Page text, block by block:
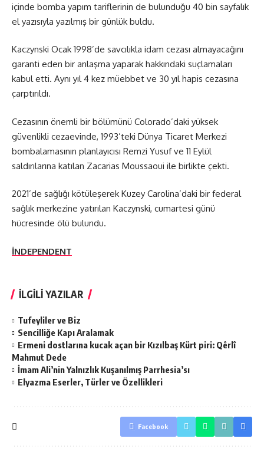
içinde bomba yapım tariflerinin de bulunduğu 40 bin sayfalık
el yazısıyla yazılmış bir günlük buldu.
Kaczynski Ocak 1998’de savcılıkla idam cezası almayacağını
garanti eden bir anlaşma yaparak hakkındaki suçlamaları
kabul etti. Aynı yıl 4 kez müebbet ve 30 yıl hapis cezasına
çarptırıldı.
Cezasının önemli bir bölümünü Colorado’daki yüksek
güvenlikli cezaevinde, 1993’teki Dünya Ticaret Merkezi
bombalamasının planlayıcısı Remzi Yusuf ve 11 Eylül
saldırılarına katılan Zacarias Moussaoui ile birlikte çekti.
2021’de sağlığı kötüleşerek Kuzey Carolina’daki bir federal
sağlık merkezine yatırılan Kaczynski, cumartesi günü
hücresinde ölü bulundu.
İNDEPENDENT
İLGİLİ YAZILAR
Tufeyliler ve Biz
Sencilliğe Kapı Aralamak
Ermeni dostlarına kucak açan bir Kızılbaş Kürt piri: Qêrlî
Mahmut Dede
İmam Ali’nin Yalnızlık Kuşanılmış Parrhesia’sı
Elyazma Eserler, Türler ve Özellikleri
Facebook